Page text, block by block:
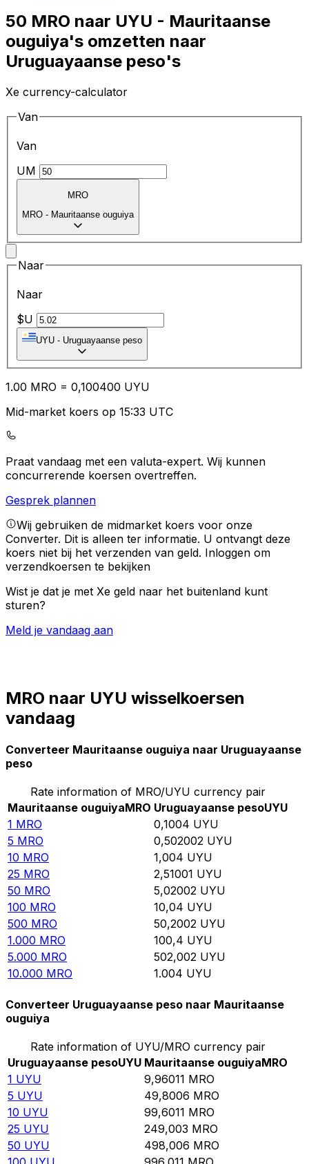
50 MRO naar UYU - Mauritaanse
ouguiya's omzetten naar
Uruguayaanse peso's
Xe currency-calculator
Van
Van
UM
MRO
MRO - Mauritaanse ouguiya
Naar
Naar
$U
UYU - Uruguayaanse peso
1.00 MRO = 0,100400 UYU
Mid-market koers op 15:33 UTC
Praat vandaag met een valuta-expert. Wij kunnen
concurrerende koersen overtreffen.
Gesprek plannen
Wij gebruiken de midmarket koers voor onze
Converter. Dit is alleen ter informatie. U ontvangt deze
koers niet bij het verzenden van geld. Inloggen om
verzendkoersen te bekijken
Wist je dat je met Xe geld naar het buitenland kunt
sturen?
Meld je vandaag aan
MRO naar UYU wisselkoersen
vandaag
Converteer Mauritaanse ouguiya naar Uruguayaanse
peso
Rate information of MRO/UYU currency pair
Mauritaanse ouguiyaMRO Uruguayaanse pesoUYU
1 MRO 0,1004 UYU
5 MRO 0,502002 UYU
10 MRO 1,004 UYU
25 MRO 2,51001 UYU
50 MRO 5,02002 UYU
100 MRO 10,04 UYU
500 MRO 50,2002 UYU
1.000 MRO 100,4 UYU
5.000 MRO 502,002 UYU
10.000 MRO 1.004 UYU
Converteer Uruguayaanse peso naar Mauritaanse
ouguiya
Rate information of UYU/MRO currency pair
Uruguayaanse pesoUYU Mauritaanse ouguiyaMRO
1 UYU 9,96011 MRO
5 UYU 49,8006 MRO
10 UYU 99,6011 MRO
25 UYU 249,003 MRO
50 UYU 498,006 MRO